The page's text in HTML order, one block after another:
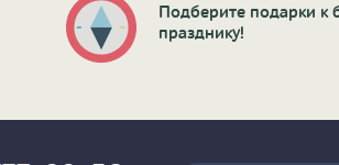
Подберите подарки к
празднику!